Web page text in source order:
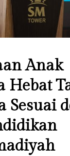
Anak
Hebat
Sesuai